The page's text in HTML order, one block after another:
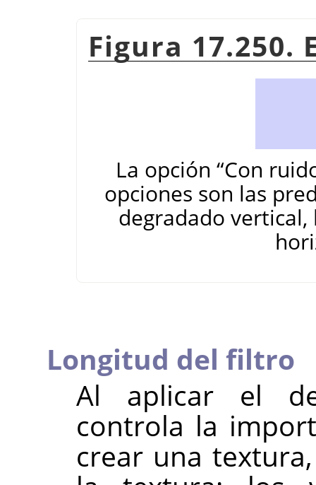
Figura
La opción “Con
opciones son las
degradado
Longitud del filtro
Al aplicar el
controla la
crear una